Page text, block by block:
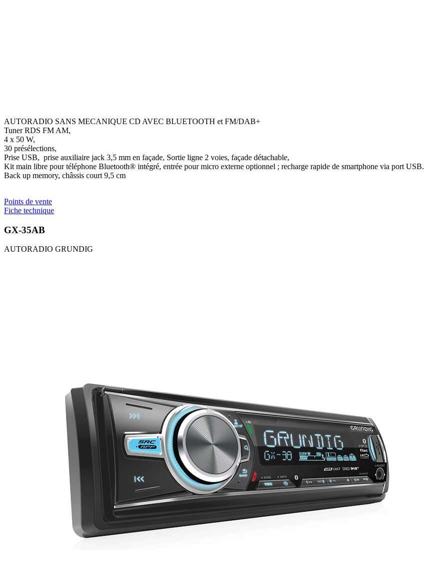
AUTORADIO SANS MECANIQUE CD AVEC BLUETOOTH et FM/DAB+
Tuner RDS FM AM,
4 x 50 W,
30 présélections,
Prise USB, prise auxiliaire jack 3,5 mm en façade, Sortie ligne 2 voies, façade détachable,
Kit main libre pour téléphone Bluetooth® intégré, entrée pour micro externe optionnel ; recharge rapide de smartphone via port USB.
Back up memory, châssis court 9,5 cm
Points de vente
Fiche technique
GX-35AB
AUTORADIO GRUNDIG